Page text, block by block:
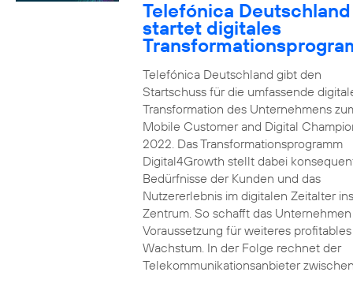
Telefónica Deutschland
startet digitales
Telefónica Deutschland gibt den
Startschuss für die umfassende
Transformation des Unternehmens
Mobile Customer and Digital
2022. Das Transformationsprogramm
Digital4Growth stellt dabei
Bedürfnisse der Kunden und das
Nutzererlebnis im digitalen Zeitalter ins
Zentrum. So schafft das
Voraussetzung für weiteres profitables
Wachstum. In der Folge rechnet der
Telekommunikationsanbieter